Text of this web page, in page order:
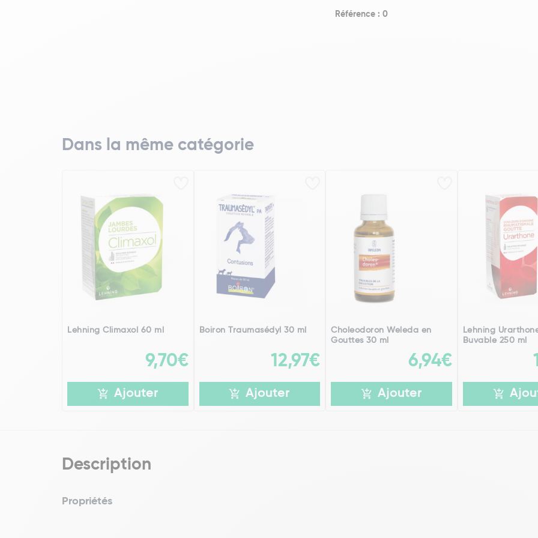
Référence : 0
Dans la même catégorie
Lehning Climaxol 60 ml
9,70€
Ajouter
Boiron Traumasédyl 30 ml
12,97€
Ajouter
Choleodoron Weleda en
Gouttes 30 ml
6,94€
Ajouter
Lehning
Buvable 250 ml
Description
Propriétés